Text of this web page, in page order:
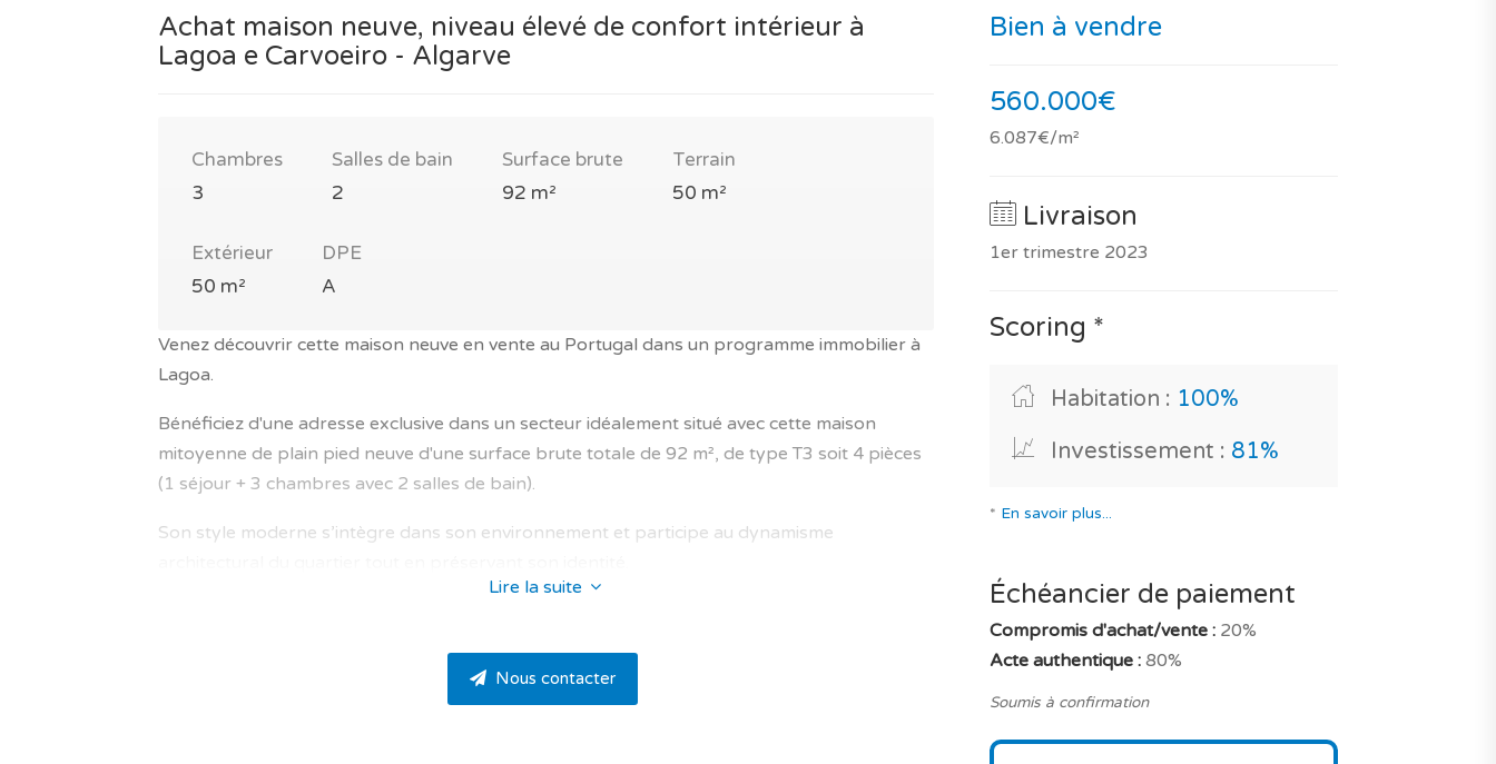
Achat maison neuve, niveau élevé de confort intérieur à
Lagoa e Carvoeiro - Algarve
Chambres
3
Salles de bain
2
Surface brute
92 m²
Terrain
50 m²
Extérieur
50 m²
DPE
A
Venez découvrir cette maison neuve en vente au Portugal dans un programme immobilier à
Lagoa.
Bénéficiez d'une adresse exclusive dans un secteur idéalement situé avec cette maison
mitoyenne de plain pied neuve d'une surface brute totale de 92 m², de type T3 soit 4 pièces
(1 séjour + 3 chambres avec 2 salles de bain).
Son style moderne s’intègre dans son environnement et participe au dynamisme
confort intérieur, des belles finitions et de nombreux équipements : climatisation réversible,
cumulus thermodynamique, double vitrage, isolation thermique optimisée, logement
Lire la suite
Nous contacter
Bien à vendre
560.000€
6.087€/m²
Livraison
1er trimestre 2023
Scoring *
Habitation : 100%
Investissement : 81%
* En savoir plus...
Échéancier de paiement
Compromis d'achat/vente : 20%
Acte authentique : 80%
Soumis à confirmation